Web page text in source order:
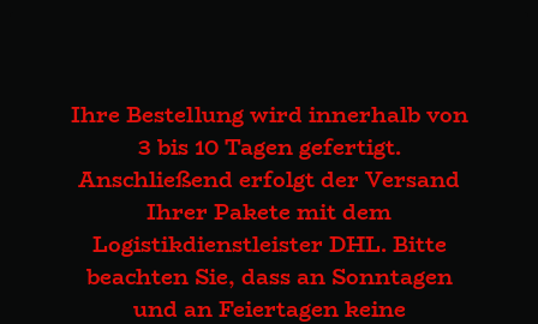
Ihre Bestellung wird innerhalb von
3 bis 10 Tagen gefertigt.
Anschließend erfolgt der Versand
Ihrer Pakete mit dem
Logistikdienstleister DHL. Bitte
beachten Sie, dass an Sonntagen
und an Feiertagen keine